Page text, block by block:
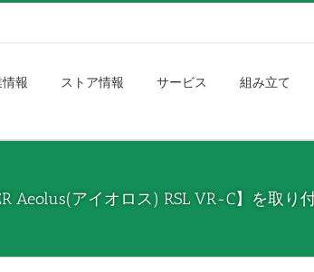
報 ストア情報 サービス 組み立て
Aeolus(アイオロス) RSL VR-C】を取り